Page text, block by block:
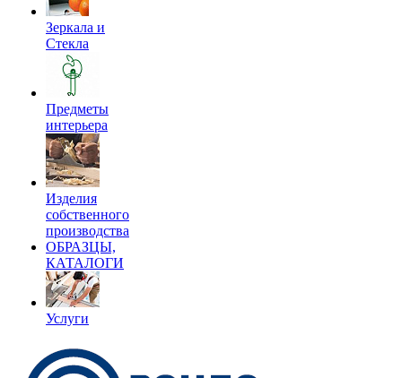
Зеркала и
Стекла
Предметы
интерьера
Изделия
собственного
производства
ОБРАЗЦЫ,
КАТАЛОГИ
Услуги